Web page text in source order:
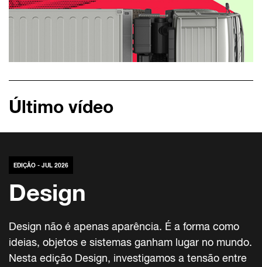
Último vídeo
EDIÇÃO - JUL 2026
Design
Design não é apenas aparência. É a forma como
ideias, objetos e sistemas ganham lugar no mundo.
Nesta edição Design, investigamos a tensão entre